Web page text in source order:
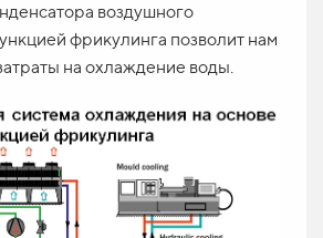
воздушного
фрикулинга позволит нам
на охлаждение воды.